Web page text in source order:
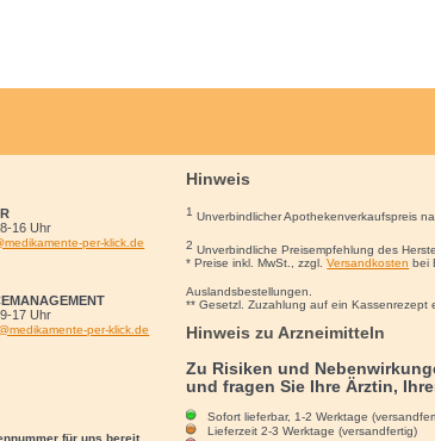
16 Uhr
per-klick.de
17 Uhr
per-klick.de
für uns bereit.
Hinweis
1 Unverbindlicher Apothekenverkaufspreis
2 Unverbindliche Preisempfehlung des
* Preise inkl. MwSt., zzgl.Versandkosten bei
Auslandsbestellungen.
** Gesetzl. Zuzahlung auf ein Kassenrezept
Hinweis zu Arzneimitteln
Zu Risiken und
und fragen Sie Ihre Ärztin,
Sofort lieferbar, 1-2 Werktage
Lieferzeit 2-3 Werktage (versandfertig)